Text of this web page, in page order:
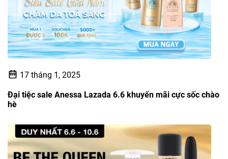
17 tháng 1, 2025
Đại tiệc sale Anessa Lazada 6.6 khuyến mãi cực sốc chào
hè